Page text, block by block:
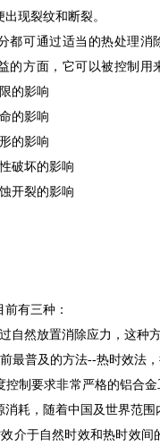
现裂纹和断裂。
都可通过适当的热处理消
的方面，它可以被控制用
的影响
的影响
的影响
破坏的影响
开裂的影响
有三种：
自然放置消除应力，这种
最普及的方法--热时效法
控制要求非常严格的铝合
耗，随着中国及世界范
介于自然时效和热时效